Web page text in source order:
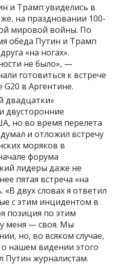
и Трамп увиделись в
на праздновании 100-
мировой войны. По
обеда Путин и Трамп
«на ногах».
не было», —
готовиться к встрече
в Аргентине.
двадцатки»
двусторонние
но во время перелета
и отложил встречу
моряков в
форума
лидеры даже не
пятая встреча «на
«В двух словах я ответил
с этим инцидентом в
позиция по этим
меня — своя. Мы
но, во всяком случае,
нашем видении этого
Путин журналистам.